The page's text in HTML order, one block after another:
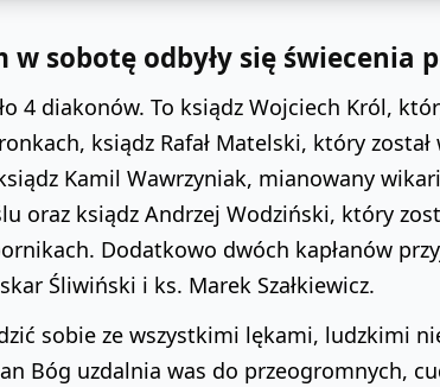
sobotę odbyły się świecenia
4 diakonów. To ksiądz Wojciech Król,
ksiądz Rafał Matelski, który
Kamil Wawrzyniak, mianowany
oraz ksiądz Andrzej Wodziński, który
Dodatkowo dwóch kapłanów
Śliwiński i ks. Marek Szałkiewicz.
sobie ze wszystkimi lękami, ludzkimi
Bóg uzdalnia was do przeogromnych,